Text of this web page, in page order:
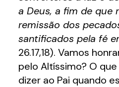
a Deus, a fim de que
remissão dos
santificados pela fé
26.17,18). Vamos
pelo Altíssimo? O
dizer ao Pai quando